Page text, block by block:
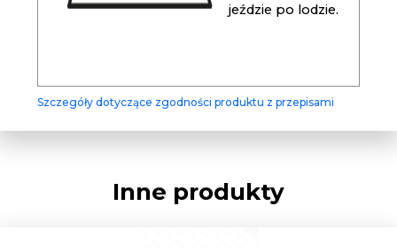
jeździe po lodzie.
Szczegóły dotyczące zgodności produktu z przepisami
Inne produkty